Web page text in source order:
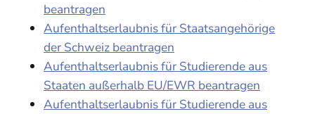
beantragen
Aufenthaltserlaubnis für Staatsangehörige
der Schweiz beantragen
Aufenthaltserlaubnis für Studierende aus
Staaten außerhalb EU/EWR beantragen
Aufenthaltserlaubnis für Studierende aus